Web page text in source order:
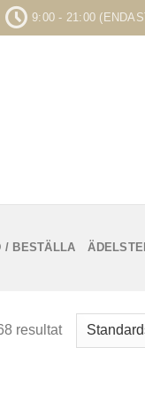
9:00 - 21:00
/ BESTÄLLA
resultat